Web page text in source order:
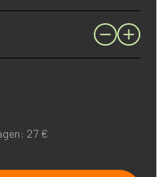
27 €